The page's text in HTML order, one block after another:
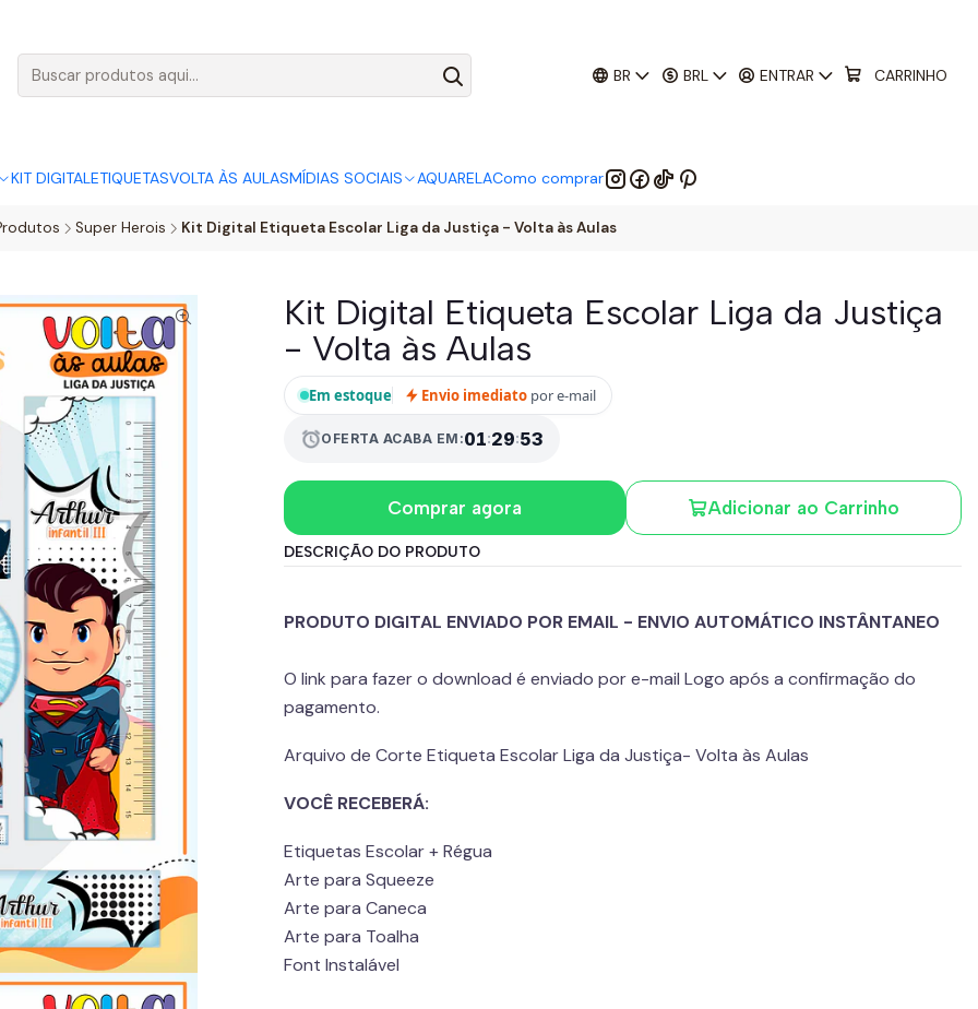
BR BRL ENTRAR CARRINHO
KIT DIGITALETIQUETASVOLTA ÀS AULASMÍDIAS SOCIAIS AQUARELAComo comprar
Super Herois Kit Digital Etiqueta Escolar Liga da Justiça - Volta às Aulas
Kit Digital Etiqueta Escolar Liga da Justiça
- Volta às Aulas
Em estoque Envio imediato por e-mail
alarmOFERTA ACABA EM:01:29:52
Adicionar ao Carrinho
Comprar agora
DESCRIÇÃO DO PRODUTO
PRODUTO DIGITAL ENVIADO POR EMAIL - ENVIO AUTOMÁTICO INSTÂNTANEO
O link para fazer o download é enviado por e-mail Logo após a confirmação do
pagamento.
Arquivo de Corte Etiqueta Escolar Liga da Justiça- Volta às Aulas
VOCÊ RECEBERÁ:
Etiquetas Escolar + Régua
Arte para Squeeze
Arte para Caneca
Arte para Toalha
Font Instalável